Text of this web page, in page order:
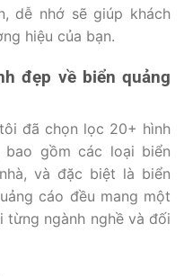
dễ nhớ sẽ giúp khách
hiệu của bạn.
đẹp về biển quảng
đã chọn lọc 20+ hình
bao gồm các loại biển
và đặc biệt là biển
cáo đều mang một
từng ngành nghề và đối